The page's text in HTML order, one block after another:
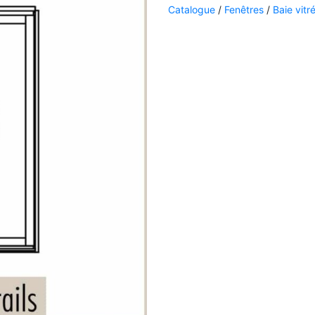
Catalogue / Fenêtres / Baie